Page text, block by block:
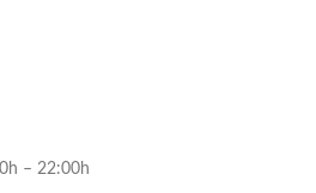
– 22:00h